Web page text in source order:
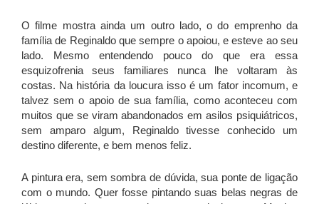
O filme mostra ainda um outro lado, o do emprenho da
família de Reginaldo que sempre o apoiou, e esteve ao seu
lado. Mesmo entendendo pouco do que era essa
esquizofrenia seus familiares nunca lhe voltaram às
costas. Na história da loucura isso é um fator incomum, e
talvez sem o apoio de sua família, como aconteceu com
muitos que se viram abandonados em asilos psiquiátricos,
sem amparo algum, Reginaldo tivesse conhecido um
destino diferente, e bem menos feliz.
A pintura era, sem sombra de dúvida, sua ponte de ligação
com o mundo. Quer fosse pintando suas belas negras de